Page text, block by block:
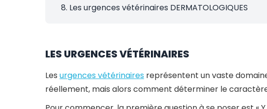
8. Les urgences vétérinaires DERMATOLOGIQUES
LES URGENCES VÉTÉRINAIRES
Les urgences vétérinaires représentent un vaste
réellement, mais alors comment déterminer le